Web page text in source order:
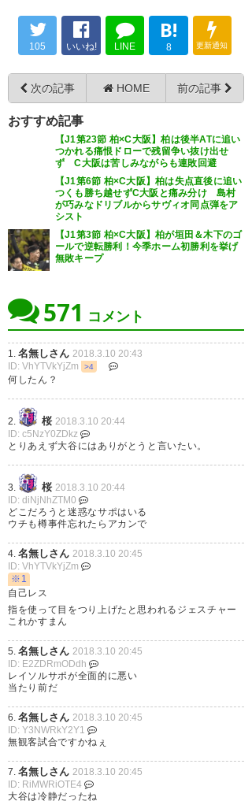
ジンヒョンから事情を聞き、そ
れを大谷に伝えて大谷と柏スタ
ッフが柏ゴール裏を鎮めに…。
— NEg (Naot_ship)2018, 3月
10
— うっちぃ。Next👉3/14(水)セ
レッソ大阪vsブリーラム
(mikihouse4)2018, 3月 10
試合終了 柏レイソル１－１セレ
ッソ大阪 試合終了直後に山本主
審が金ジンヒョンのケアに行
き、金ジンヒョンが柏ゴール裏
に向かって指を指す異常事態な
https://t.co/KEBe1wLPPC
— j-kusumoto (TTGjune90)
2018, 3月 10
ジンヒョン何があったん？きち
んと説明を求む！
— moon⭐︎⭐︎🌸 (morishibanzai)
2018, 3月 10
差別発言や差別行為があったな
らあったでそこは冷静に処分を
くだすべき だけどこの時点でそ
の行為があったかどうかはまっ
行為をしたのかも知れないし、
ジンヒョンの勘違いなのかも知
れない それにもかかわらずす
で…https://t.co/0F7Q7Q4pRP
大谷の対応は良かったと思う。
＞ＲＴ
— ナオキ（競馬・スポーツ用）
(musou1709)2018, 3月 10
ジンヒョンと柏ゴール裏の件は
調査待ちかな…こっちからだと
何が起きてたのか全く分からな
かった
2018, 3月 10
105 いいね! LINE
B!
8 更新通知
次の記事 HOME 前の記事
おすすめ記事
【J1第23節 柏×C大阪】柏は後半ATに追い
つかれる痛恨ドローで残留争い抜け出せ
ず C大阪は苦しみながらも連敗回避
【J1第6節 柏×C大阪】柏は失点直後に追い
つくも勝ち越せずC大阪と痛み分け 島村
が巧みなドリブルからサヴィオ同点弾をア
シスト
【J1第3節 柏×C大阪】柏が垣田＆木下のゴ
ールで逆転勝利！今季ホーム初勝利を挙げ
無敗キープ
571 コメント
1. 名無しさん 2018.3.10 20:43
ID: VhYTVkYjZm
>4
何したん？
2. 桜 2018.3.10 20:44
ID: c5NzY0ZDkz
とりあえず大谷にはありがとうと言いたい。
3. 桜 2018.3.10 20:44
ID: diNjNhZTM0
どこだろうと迷惑なサポはいる
ウチも樽事件忘れたらアカンで
4. 名無しさん 2018.3.10 20:45
ID: VhYTVkYjZm
※1
自己レス
指を使って目をつり上げたと思われるジェスチャー
これかすまん
5. 名無しさん 2018.3.10 20:45
ID: E2ZDRmODdh
レイソルサポが全面的に悪い
当たり前だ
6. 名無しさん 2018.3.10 20:45
ID: Y3NWRkY2Y1
無観客試合ですかねぇ
7. 名無しさん 2018.3.10 20:45
ID: RiMWRiOTE4
大谷は冷静だったね